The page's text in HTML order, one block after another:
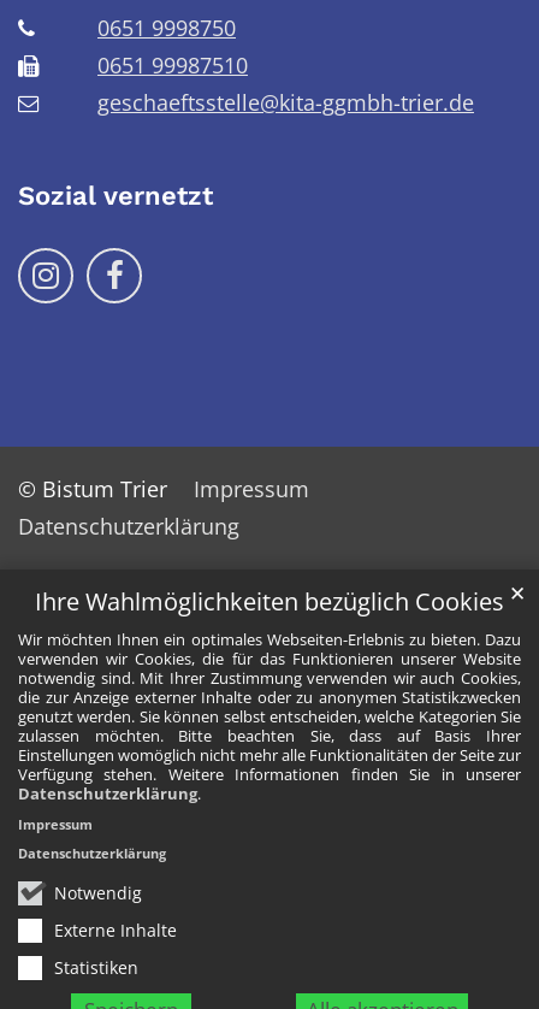
Ihre Wahlmöglichkeiten bezüglich Cookies
Wir möchten Ihnen ein optimales Webseiten-Erlebnis zu bieten. Dazu
verwenden wir Cookies, die für das Funktionieren unserer Website
notwendig sind. Mit Ihrer Zustimmung verwenden wir auch Cookies,
die zur Anzeige externer Inhalte oder zu anonymen Statistikzwecken
genutzt werden. Sie können selbst entscheiden, welche Kategorien Sie
zulassen möchten. Bitte beachten Sie, dass auf Basis Ihrer
Einstellungen womöglich nicht mehr alle Funktionalitäten der Seite zur
Verfügung stehen. Weitere Informationen finden Sie in unserer
Datenschutzerklärung.
Notwendig
Externe Inhalte
Statistiken
✕
Impressum
Datenschutzerklärung
0651 9998750
0651 99987510
geschaeftsstelle@kita-ggmbh-trier.de
Sozial vernetzt
Folge uns auf Instragram
Folge uns auf Facebook
© Bistum Trier
Impressum
Datenschutzerklärung